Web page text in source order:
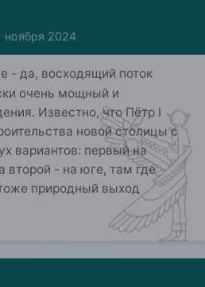
ноября 2024
- да, восходящий поток
очень мощный и
Известно, что Пётр I
новой столицы с
вариантов: первый на
второй - на юге, там где
природный выход